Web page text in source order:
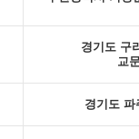
경기도 구
교
경기도 파